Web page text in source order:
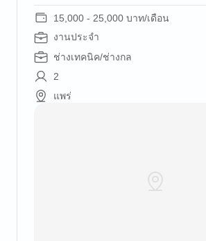
15,000 - 25,000 บาท/เดือน
งานประจำ
ช่างเทคนิค/ช่างกล
2
แพร่